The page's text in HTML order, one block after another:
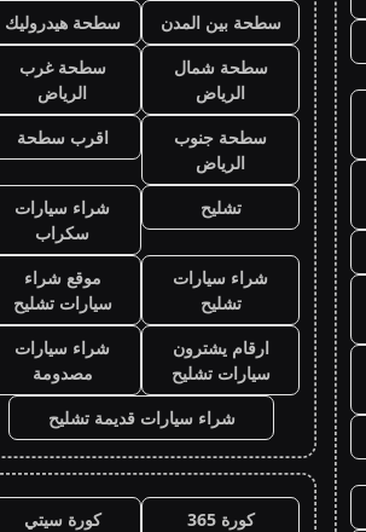
سطحة بين المدن
سطحة هيدروليك
سطحة شمال
الرياض
سطحة غرب
الرياض
سطحة جنوب
الرياض
اقرب سطحة
تشليح
شراء سيارات
سكراب
شراء سيارات
تشليح
موقع شراء
سيارات تشليح
ارقام يشترون
سيارات تشليح
شراء سيارات
مصدومة
شراء سيارات قديمة تشليح
كورة 365
كورة سيتي